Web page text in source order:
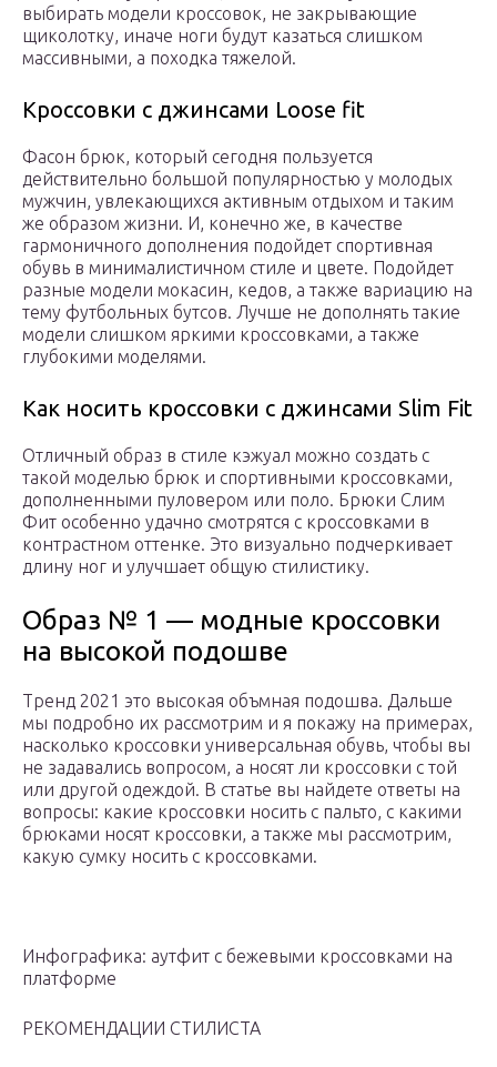
выбирать модели кроссовок, не закрывающие
щиколотку, иначе ноги будут казаться слишком
массивными, а походка тяжелой.
Кроссовки с джинсами Loose fit
Фасон брюк, который сегодня пользуется
действительно большой популярностью у молодых
мужчин, увлекающихся активным отдыхом и таким
же образом жизни. И, конечно же, в качестве
гармоничного дополнения подойдет спортивная
обувь в минималистичном стиле и цвете. Подойдет
разные модели мокасин, кедов, а также вариацию на
тему футбольных бутсов. Лучше не дополнять такие
модели слишком яркими кроссовками, а также
глубокими моделями.
Как носить кроссовки с джинсами Slim Fit
Отличный образ в стиле кэжуал можно создать с
такой моделью брюк и спортивными кроссовками,
дополненными пуловером или поло. Брюки Слим
Фит особенно удачно смотрятся с кроссовками в
контрастном оттенке. Это визуально подчеркивает
длину ног и улучшает общую стилистику.
Образ № 1 — модные кроссовки
на высокой подошве
Тренд 2021 это высокая объмная подошва. Дальше
мы подробно их рассмотрим и я покажу на примерах,
насколько кроссовки универсальная обувь, чтобы вы
не задавались вопросом, а носят ли кроссовки с той
или другой одеждой. В статье вы найдете ответы на
вопросы: какие кроссовки носить с пальто, с какими
брюками носят кроссовки, а также мы рассмотрим,
какую сумку носить с кроссовками.
Инфографика: аутфит с бежевыми кроссовками на
платформе
РЕКОМЕНДАЦИИ СТИЛИСТА